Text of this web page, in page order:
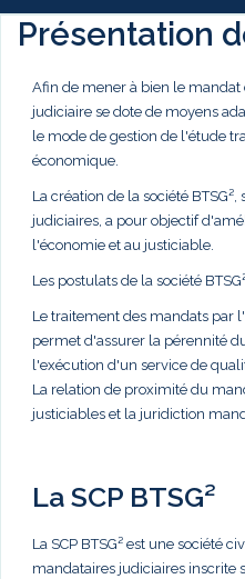
Présentation
Afin de mener à bien le
judiciaire se dote de moyens
le mode de gestion de l'étude
économique.
La création de la société
judiciaires, a pour objectif
l'économie et au justiciable.
Les postulats de la société
Le traitement des mandats par
permet d'assurer la pérennité
l'exécution d'un service de
La relation de proximité du
justiciables et la juridiction
La SCP BTSG²
La SCP BTSG² est une société
mandataires judiciaires inscrite